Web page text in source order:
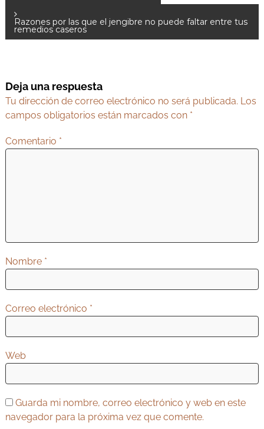
a
c
i
ó
n
t
r
a
d
a
Razones por las que el jengibre no puede faltar entre tus
remedios caseros
Deja una respuesta
Tu dirección de correo electrónico no será publicada. Los
campos obligatorios están marcados con *
Comentario *
Nombre *
Correo electrónico *
Web
Guarda mi nombre, correo electrónico y web en este
navegador para la próxima vez que comente.